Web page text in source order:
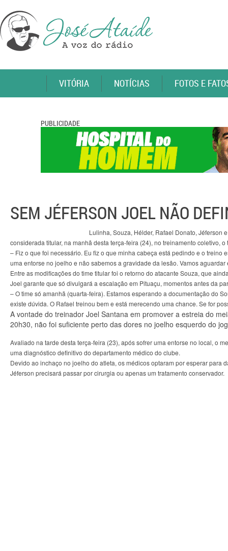
VITÓRIA NOTÍCIAS FOTOS E
PUBLICIDADE
SEM JÉFERSON JOEL NÃO
Lulinha, Souza, Hélder, Rafael Donato, Jéferson
considerada titular, na manhã desta terça-feira (24), no treinamento coletivo,
– Fiz o que foi necessário. Eu fiz o que minha cabeça está pedindo e o
uma entorse no joelho e não sabemos a gravidade da lesão. Vamos
Entre as modificações do time titular foi o retorno do atacante Souza, que
Joel garante que só divulgará a escalação em Pituaçu, momentos antes da
– O time só amanhã (quarta-feira). Estamos esperando a documentação do
existe dúvida. O Rafael treinou bem e está merecendo uma chance. Se for
A vontade do treinador Joel Santana em promover a estreia do
20h30, não foi suficiente perto das dores no joelho esquerdo do
Avaliado na tarde desta terça-feira (23), após sofrer uma entorse no local, o
uma diagnóstico definitivo do departamento médico do clube.
Devido ao inchaço no joelho do atleta, os médicos optaram por esperar
Jéferson precisará passar por cirurgia ou apenas um tratamento conservador.